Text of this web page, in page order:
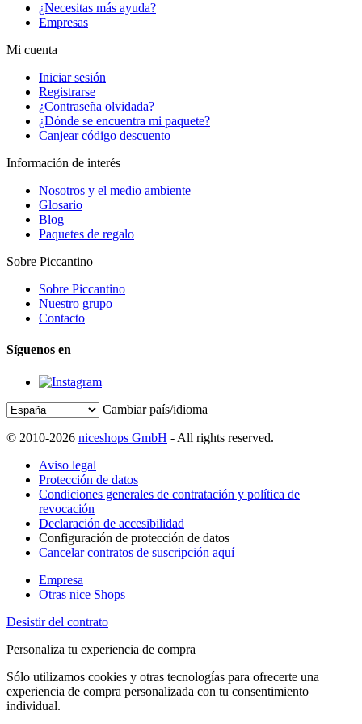
¿Necesitas más ayuda?
Empresas
Mi cuenta
Iniciar sesión
Registrarse
¿Contraseña olvidada?
¿Dónde se encuentra mi paquete?
Canjear código descuento
Información de interés
Nosotros y el medio ambiente
Glosario
Blog
Paquetes de regalo
Sobre Piccantino
Sobre Piccantino
Nuestro grupo
Contacto
Síguenos en
Cambiar país/idioma
© 2010-2026 niceshops GmbH - All rights reserved.
Aviso legal
Protección de datos
Condiciones generales de contratación y política de
revocación
Declaración de accesibilidad
Configuración de protección de datos
Cancelar contratos de suscripción aquí
Empresa
Otras nice Shops
Desistir del contrato
Personaliza tu experiencia de compra
Sólo utilizamos cookies y otras tecnologías para ofrecerte una
experiencia de compra personalizada con tu consentimiento
individual.